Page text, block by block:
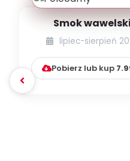
Smok
lipiec-sierpień
Pobierz lub kup